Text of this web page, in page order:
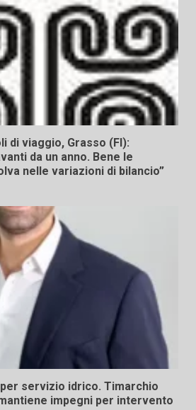
di viaggio, Grasso (FI):
da un anno. Bene le
nelle variazioni di bilancio”
per servizio idrico. Timarchio
impegni per intervento